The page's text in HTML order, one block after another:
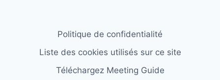
Politique de confidentialité
Liste des cookies utilisés sur ce site
Téléchargez Meeting Guide